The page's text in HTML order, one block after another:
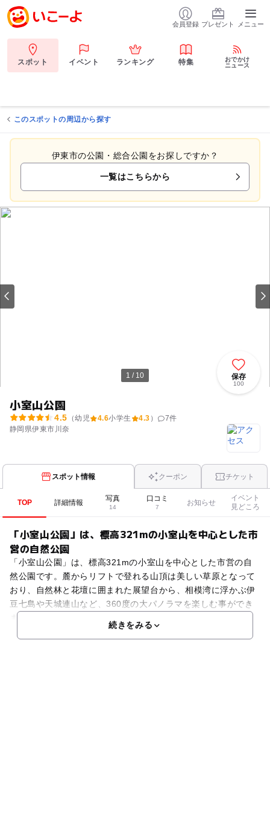
会員登録 プレゼント メニュー
スポット イベント ランキング 特集
おでかけ
ニュース
このスポットの周辺から探す
伊東市の公園・総合公園をお探しですか？
一覧はこちらから
1 / 10
小室山公園
4.5 （幼児 4.6小学生 4.3 ） 7件
静岡県伊東市川奈
保存
100
スポット情報 クーポン チケット
TOP 詳細情報 写真
14
口コミ
7
お知らせ
イベント
見どころ
「小室山公園」は、標高321mの小室山を中心とした市
営の自然公園
「小室山公園」は、標高321mの小室山を中心とした市営の自
然公園です。麓からリフトで登れる山頂は美しい草原となって
おり、自然林と花壇に囲まれた展望台から、相模湾に浮かぶ伊
豆七島や天城連山など、360度の大パノラマを楽しむ事ができ
続きをみる